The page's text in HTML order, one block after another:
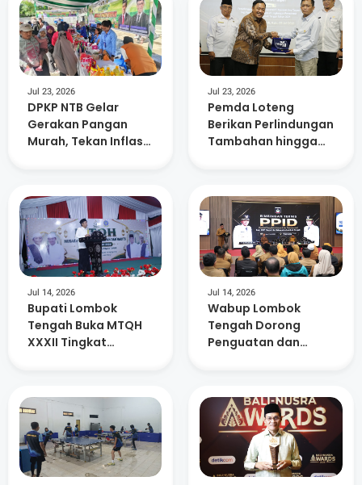
Jul 23, 2026
DPKP NTB Gelar
Gerakan Pangan
Murah, Tekan Inflasi
Jul 23, 2026
Pemda Loteng
Berikan Perlindungan
Tambahan hingga
Jul 14, 2026
Bupati Lombok
Tengah Buka MTQH
XXXII Tingkat
Jul 14, 2026
Wabup Lombok
Tengah Dorong
Penguatan dan